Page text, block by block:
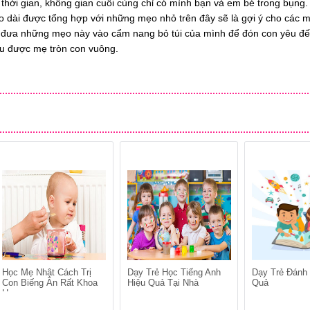
gian, không gian cuối cùng chỉ có mình bạn và em bé trong bụng.
dài được tổng hợp với những mẹo nhỏ trên đây sẽ là gợi ý cho các
những mẹo này vào cẩm nang bỏ túi của mình để đón con yêu
được mẹ tròn con vuông.
Học Mẹ Nhật Cách Trị
Con Biếng Ăn Rất Khoa
Học
Dạy Trẻ Học Tiếng Anh
Hiệu Quả Tại Nhà
Dạy Trẻ Đánh
Quả